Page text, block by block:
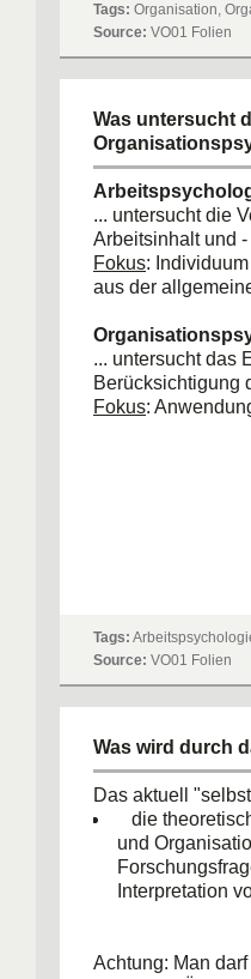
Ausmaß an
Anzahl der rein
Tags: Organisation,
Source: VO01 Folien
Was untersucht
... untersucht die
Arbeitsinhalt und
Fokus:
aus der
... untersucht das
Berücksichtigung
Fokus:
Tags:
Source: VO01 Folien
Was wird durch
Das aktuell
die
und
Interpretation
Achtung: Man